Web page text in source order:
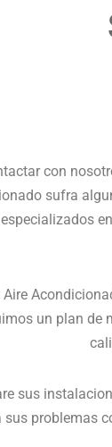
con
sufra
un plan de
sus
problemas